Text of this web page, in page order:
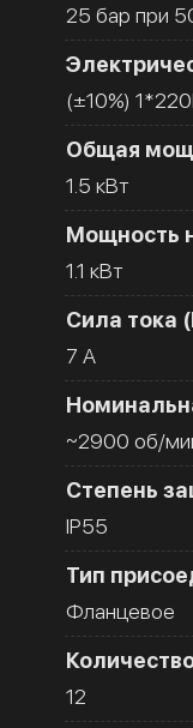
25 бар при
(±10%)
Общая
1.5 кВт
Мощность
1.1 кВт
Сила тока
7 A
~2900 об/
Степень
IP55
Тип
Фланцевое
12